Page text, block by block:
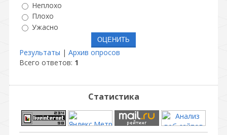
Неплохо
Плохо
Ужасно
Результаты | Архив опросов
Всего ответов: 1
Статистика